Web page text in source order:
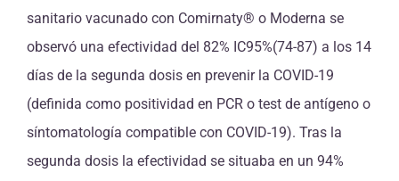
sanitario vacunado con Comirnaty® o Moderna se
observó una efectividad del 82% IC95%(74-87) a los 14
días de la segunda dosis en prevenir la COVID-19
(definida como positividad en PCR o test de antígeno o
síntomatología compatible con COVID-19). Tras la
segunda dosis la efectividad se situaba en un 94%